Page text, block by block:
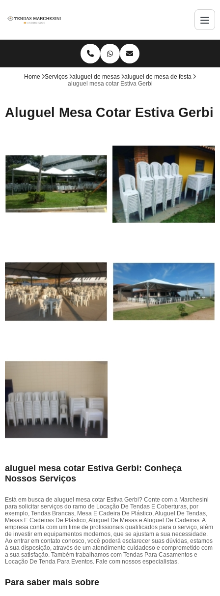
Home Serviços aluguel de mesas
aluguel de mesa de festa
aluguel mesa cotar Estiva Gerbi
Aluguel Mesa Cotar Estiva Gerbi
aluguel mesa cotar Estiva Gerbi: Conheça
Nossos Serviços
Está em busca de aluguel mesa cotar Estiva Gerbi? Conte com a Marchesini
para solicitar serviços do ramo de Locação De Tendas E Coberturas, por
exemplo, Tendas Brancas, Mesa E Cadeira De Plástico, Aluguel De Tendas,
Mesas E Cadeiras De Plástico, Aluguel De Mesas e Aluguel De Cadeiras. A
empresa conta com um time de profissionais qualificados para o serviço, além
de investir em equipamentos modernos, que se ajustam a sua necessidade.
Ao entrar em contato conosco, você poderá esclarecer suas dúvidas, estamos
à sua disposição, através de um atendimento cuidadoso e comprometido com
a sua satisfação. Também trabalhamos com Tendas Para Casamentos e
Locação De Tenda Para Eventos. Fale com nossos especialistas.
Para saber mais sobre